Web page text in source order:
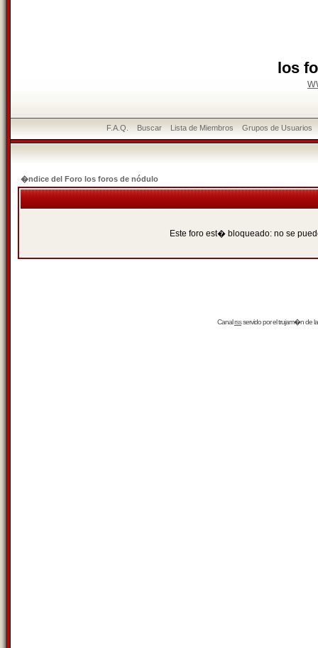
los
F.A.Q. Buscar Lista de Miembros Grupos de Usuarios
�ndice del Foro los foros de nódulo
Este foro est� bloqueado: no se
Canalrssservido por eltrujam�nde